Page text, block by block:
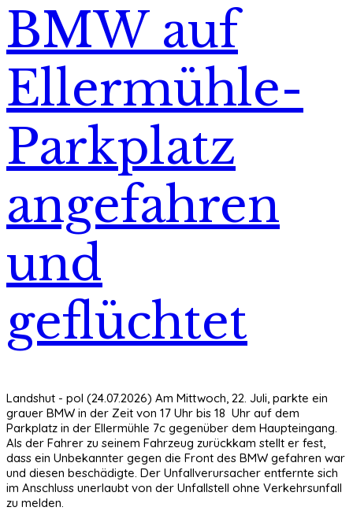
BMW auf
Ellermühle-
Parkplatz
angefahren
und
geflüchtet
Landshut - pol (24.07.2026) Am Mittwoch, 22. Juli, parkte ein
grauer BMW in der Zeit von 17 Uhr bis 18 Uhr auf dem
Parkplatz in der Ellermühle 7c gegenüber dem Haupteingang.
Als der Fahrer zu seinem Fahrzeug zurückkam stellt er fest,
dass ein Unbekannter gegen die Front des BMW gefahren war
und diesen beschädigte. Der Unfallverursacher entfernte sich
im Anschluss unerlaubt von der Unfallstell ohne Verkehrsunfall
zu melden.